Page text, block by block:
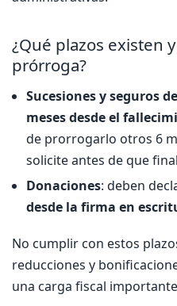
¿Qué plazos existen
prórroga?
Sucesiones y seguros
meses desde el
de prorrogarlo otros 6
solicite antes de que
Donaciones: deben
desde la firma en
No cumplir con estos
reducciones y
una carga fiscal